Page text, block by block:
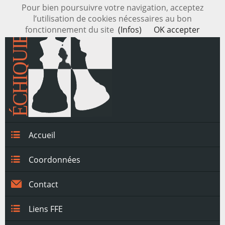
Accueil
Coordonnées
Contact
Liens FFE
Pour bien poursuivre votre navigation, acceptez
l’utilisation de cookies nécessaires au bon
fonctionnement du site (Infos) OK accepter